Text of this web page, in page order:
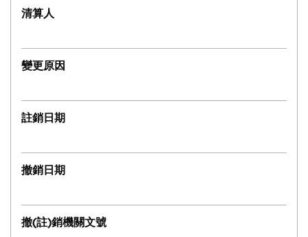
清算人
變更原因
註銷日期
撤銷日期
撤(註)銷機關文號